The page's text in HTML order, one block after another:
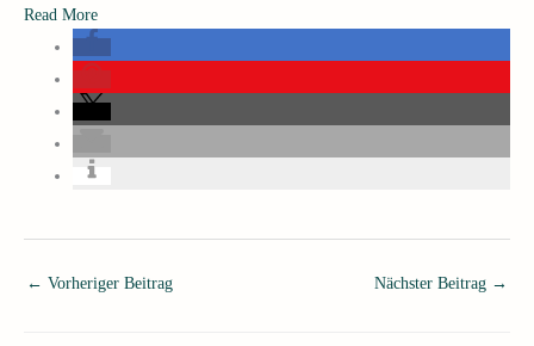
Read More
← Vorheriger Beitrag Nächster Beitrag →